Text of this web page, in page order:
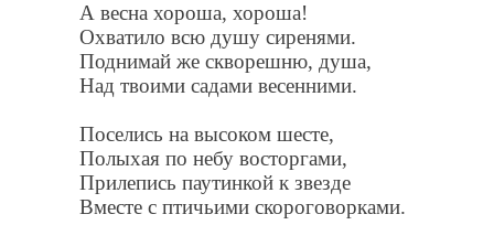
А весна хороша, хороша!
Охватило всю душу сиренями.
Поднимай же скворешню, душа,
Над твоими садами весенними.
Поселись на высоком шесте,
Полыхая по небу восторгами,
Прилепись паутинкой к звезде
Вместе с птичьими скороговорками.